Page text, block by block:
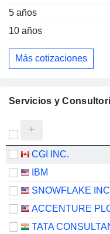
5 años
10 años
Más cotizaciones
Servicios y
CGI INC.
IBM
SNOWFLAKE
ACCENTURE